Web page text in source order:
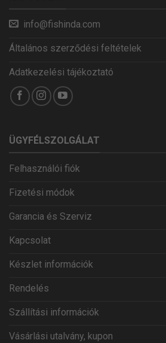
info@fishinda.com
Általános szerződési feltételek
Adatkezelési tájékoztató
ÜGYFÉLSZOLGÁLAT
Felhasználói fiók
Fizetési módok
Garancia és Szerviz
Kapcsolat
Készlet információk
Rendelés
Szállítási információk
Vásárlási utalvány, kupon